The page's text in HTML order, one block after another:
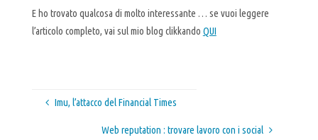
E ho trovato qualcosa di molto interessante … se vuoi leggere
l’articolo completo, vai sul mio blog clikkando QUI
Imu, l’attacco del Financial Times
Web reputation : trovare lavoro con i social